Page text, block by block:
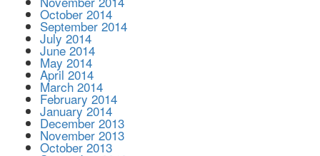
October 2014
September 2014
July 2014
June 2014
May 2014
April 2014
March 2014
February 2014
January 2014
December 2013
November 2013
October 2013